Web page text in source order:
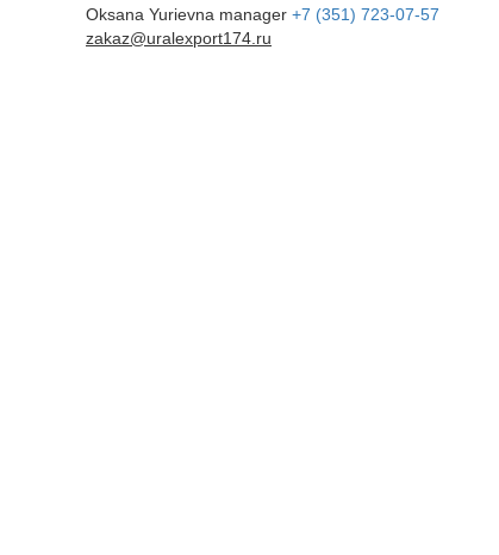
Oksana Yurievna manager +7 (351) 723-07-57
zakaz@uralexport174.ru